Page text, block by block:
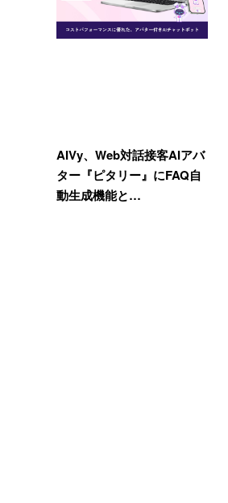
AIVy、Web対話接客AIアバ
ター『ピタリー』にFAQ自
動生成機能と…